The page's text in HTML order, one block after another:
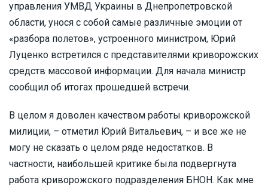
управления УМВД Украины в Днепропетровской
области, унося с собой самые различные эмоции от
«разбора полетов», устроенного министром, Юрий
Луценко встретился с представителями криворожских
средств массовой информации. Для начала министр
сообщил об итогах прошедшей встречи.
В целом я доволен качеством работы криворожской
милиции, – отметил Юрий Витальевич, – и все же не
могу не сказать о целом ряде недостатков. В
частности, наибольшей критике была подвергнута
работа криворожского подразделения БНОН. Как мне